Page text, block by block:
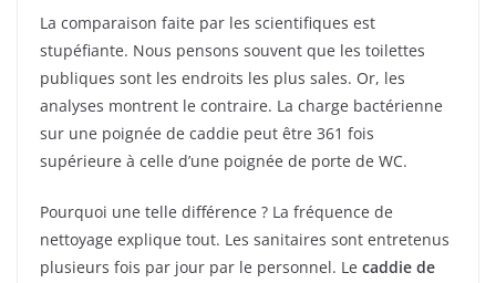
La comparaison faite par les scientifiques est
stupéfiante. Nous pensons souvent que les toilettes
publiques sont les endroits les plus sales. Or, les
analyses montrent le contraire. La charge bactérienne
sur une poignée de caddie peut être 361 fois
supérieure à celle d’une poignée de porte de WC.
Pourquoi une telle différence ? La fréquence de
nettoyage explique tout. Les sanitaires sont entretenus
plusieurs fois par jour par le personnel. Le caddie de